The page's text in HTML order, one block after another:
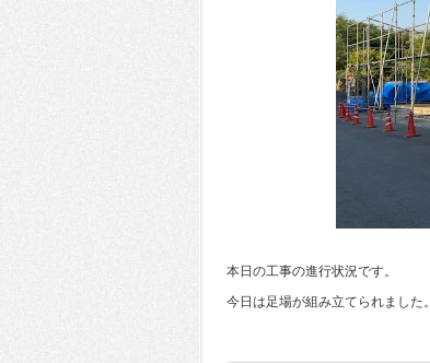
本日の工事の進行状況です。
今日は足場が組み立てられました。